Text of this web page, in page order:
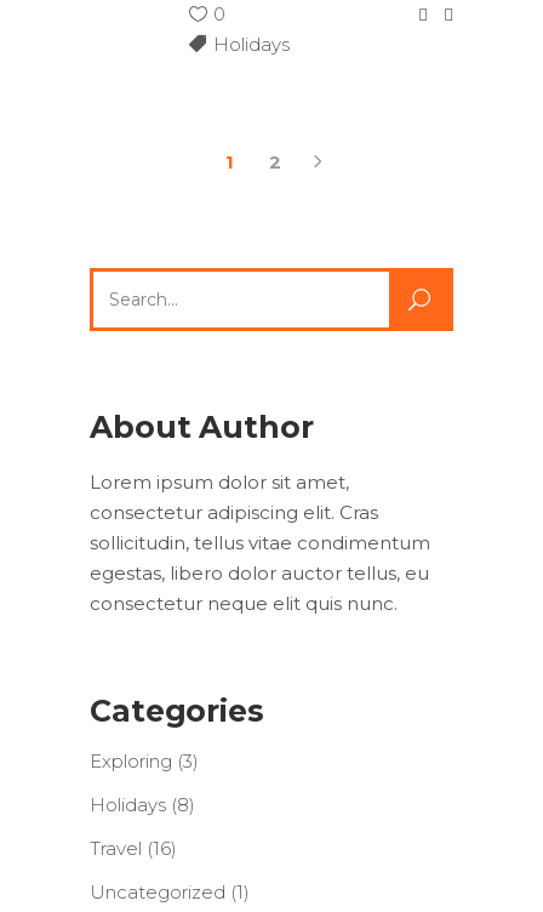
0
Holidays
1 2
for:
About Author
Lorem ipsum dolor sit amet,
consectetur adipiscing elit. Cras
sollicitudin, tellus vitae condimentum
egestas, libero dolor auctor tellus, eu
consectetur neque elit quis nunc.
Categories
Exploring (3)
Holidays (8)
Travel (16)
Uncategorized (1)